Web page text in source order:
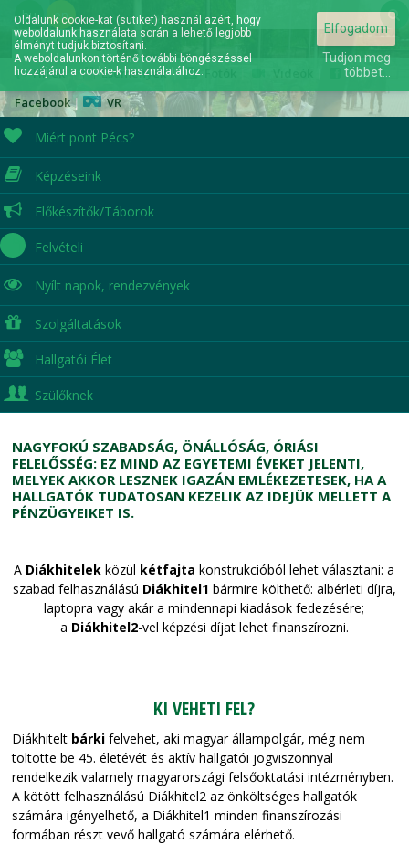
hu
en
Elérhetőségek
Hírek| Események| Fotók
Facebook| VR
Miért pont Pécs?
Képzéseink
Előkészítők/Táborok
Felvételi
Nyílt napok, rendezvények
Szolgáltatások
Hallgatói Élet
Szülőknek
NAGYFOKÚ SZABADSÁG, ÖNÁLLÓSÁG, ÓRIÁSI
FELELŐSSÉG: EZ MIND AZ EGYETEMI ÉVEKET JELENTI,
MELYEK AKKOR LESZNEK IGAZÁN EMLÉKEZETESEK, HA A
HALLGATÓK TUDATOSAN KEZELIK AZ IDEJÜK MELLETT A
PÉNZÜGYEIKET IS.
A Diákhitelek közül kétfajtakonstrukcióból lehet választani: a
szabad felhasználású Diákhitel1 bármire költhető: albérleti díjra,
laptopra vagy akár a mindennapi kiadások fedezésére;
a Diákhitel2-vel képzési díjat lehet finanszírozni.
KI VEHETI FEL?
Diákhitelt bárki felvehet, aki magyar állampolgár, még nem
töltötte be 45. életévét és aktív hallgatói jogviszonnyal
rendelkezik valamely magyarországi felsőoktatási intézményben.
A kötött felhasználású Diákhitel2 az önköltséges hallgatók
számára igényelhető, a Diákhitel1 minden finanszírozási
formában részt vevő hallgató számára elérhető.
Oldalunk cookie-kat (sütiket) használ azért, hogy
weboldalunk használata során a lehető legjobb
élményt tudjuk biztosítani.
A weboldalunkon történő további böngészéssel
hozzájárul a cookie-k használatához.
Elfogadom
Tudjon meg
többet...